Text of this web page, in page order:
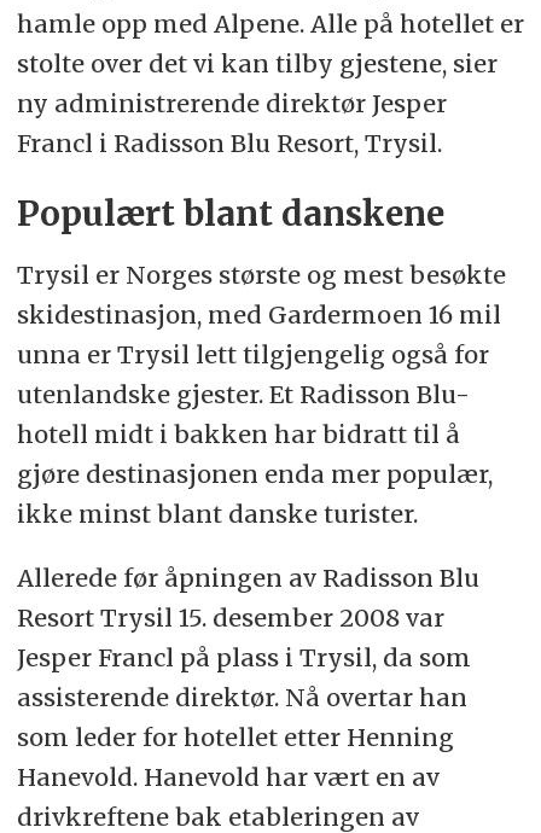
hamle opp med Alpene. Alle på hotellet er
stolte over det vi kan tilby gjestene, sier
ny administrerende direktør Jesper
Francl i Radisson Blu Resort, Trysil.
Populært blant danskene
Trysil er Norges største og mest besøkte
skidestinasjon, med Gardermoen 16 mil
unna er Trysil lett tilgjengelig også for
utenlandske gjester. Et Radisson Blu-
hotell midt i bakken har bidratt til å
gjøre destinasjonen enda mer populær,
ikke minst blant danske turister.
Allerede før åpningen av Radisson Blu
Resort Trysil 15. desember 2008 var
Jesper Francl på plass i Trysil, da som
assisterende direktør. Nå overtar han
som leder for hotellet etter Henning
Hanevold. Hanevold har vært en av
drivkreftene bak etableringen av